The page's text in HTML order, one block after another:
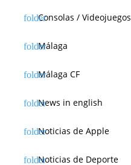
Consolas / Videojuegos
Málaga
Málaga CF
News in english
Noticias de Apple
Noticias de Deporte